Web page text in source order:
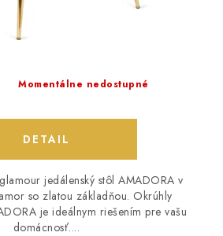
Momentálne nedostupné
DETAIL
jedálenský stôl AMADORA v
so zlatou základňou. Okrúhly
je ideálnym riešením pre vašu
domácnosť....